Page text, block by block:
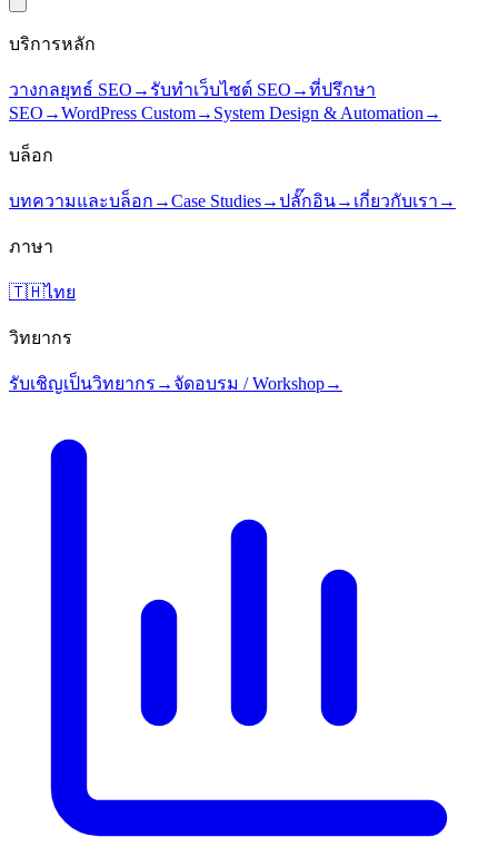
บริการหลัก
วางกลยุทธ์ SEO → รับทำเว็บไซต์ SEO →ที่ปรึกษา
SEO →WordPress Custom→ System Design & Automation →
บล็อก
บทความและบล็อก →Case Studies→ปลั๊กอิน→ เกี่ยวกับเรา →
ภาษา
🇹🇭ไทย
วิทยากร
รับเชิญเป็นวิทยากร → จัดอบรม / Workshop→